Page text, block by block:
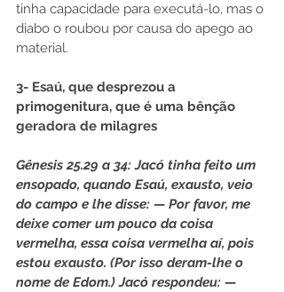
tinha capacidade para executá-lo, mas o
diabo o roubou por causa do apego ao
material.
3- Esaú, que desprezou a
primogenitura, que é uma bênção
geradora de milagres
Gênesis 25.29 a 34: Jacó tinha feito um
ensopado, quando Esaú, exausto, veio
do campo e lhe disse: — Por favor, me
deixe comer um pouco da coisa
vermelha, essa coisa vermelha aí, pois
estou exausto. (Por isso deram-lhe o
nome de Edom.) Jacó respondeu: —